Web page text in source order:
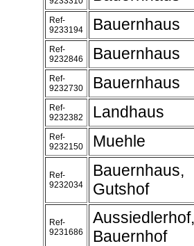
Ref-
9233194
Bauernhaus
Ref-
9232846
Bauernhaus
Ref-
9232730
Bauernhaus
Ref-
9232382
Landhaus
Ref-
9232150
Muehle
Ref-
9232034
Bauernhaus,
Gutshof
Ref-
9231686
Aussiedlerhof,
Bauernhof